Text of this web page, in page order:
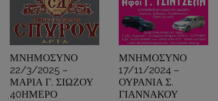
ΜΝΗΜΟΣΥΝΟ
22/3/2025 –
ΜΑΡΙΑ Γ. ΣΙΩΖΟΥ
40ΗΜΕΡΟ
ΜΝΗΜΟΣΥΝΟ
17/11/2024 –
ΟΥΡΑΝΙΑ Σ.
ΓΙΑΝΝΑΚΟΥ